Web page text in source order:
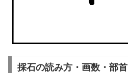
採石の読み方・画数・部首